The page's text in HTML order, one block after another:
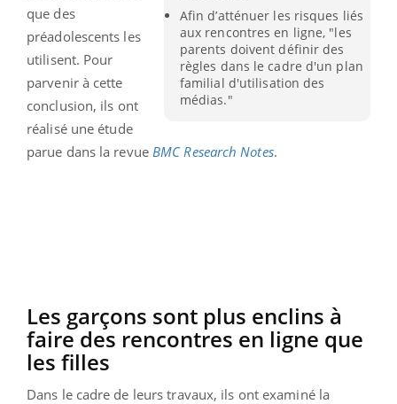
Afin d’atténuer les risques liés
aux rencontres en ligne, "les
parents doivent définir des
règles dans le cadre d'un plan
familial d'utilisation des
médias."
que des
préadolescents les
utilisent. Pour
parvenir à cette
conclusion, ils ont
réalisé une étude
parue dans la revue BMC Research Notes.
Les garçons sont plus enclins à
faire des rencontres en ligne que
les filles
Dans le cadre de leurs travaux, ils ont examiné la